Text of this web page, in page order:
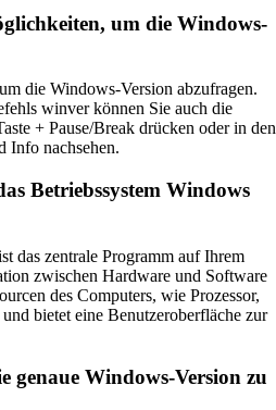
um die Windows-
die Windows-Version abzufragen.
winver können Sie auch die
+ Pause/Break drücken oder in den
Info nachsehen.
Betriebssystem Windows
das zentrale Programm auf Ihrem
zwischen Hardware und Software
des Computers, wie Prozessor,
bietet eine Benutzeroberfläche zur
genaue Windows-Version zu